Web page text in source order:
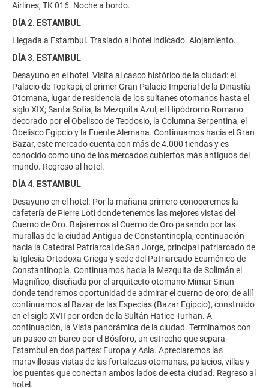
Airlines, TK 016. Noche a bordo.
DÍA 2. ESTAMBUL
Llegada a Estambul. Traslado al hotel indicado. Alojamiento.
DÍA 3. ESTAMBUL
Desayuno en el hotel. Visita al casco histórico de la ciudad: el
Palacio de Topkapi, el primer Gran Palacio Imperial de la Dinastía
Otomana, lugar de residencia de los sultanes otomanos hasta el
siglo XIX; Santa Sofía, la Mezquita Azul, el Hipódromo Romano
decorado por el Obelisco de Teodosio, la Columna Serpentina, el
Obelisco Egipcio y la Fuente Alemana. Continuamos hacia el Gran
Bazar, este mercado cuenta con más de 4.000 tiendas y es
conocido como uno de los mercados cubiertos más antiguos del
mundo. Regreso al hotel.
DÍA 4. ESTAMBUL
Desayuno en el hotel. Por la mañana primero conoceremos la
cafetería de Pierre Loti donde tenemos las mejores vistas del
Cuerno de Oro. Bajaremos al Cuerno de Oro pasando por las
murallas de la ciudad Antigua de Constantinopla, continuación
hacia la Catedral Patriarcal de San Jorge, principal patriarcado de
la Iglesia Ortodoxa Griega y sede del Patriarcado Ecuménico de
Constantinopla. Continuamos hacia la Mezquita de Solimán el
Magnífico, diseñada por el arquitecto otomano Mimar Sinan
donde tendremos oportunidad de admirar el cuerno de oro; de allí
continuamos al Bazar de las Especias (Bazar Egipcio), construido
en el siglo XVII por orden de la Sultán Hatice Turhan. A
continuación, la Vista panorámica de la ciudad. Terminamos con
un paseo en barco por el Bósforo, un estrecho que separa
Estambul en dos partes: Europa y Asia. Apreciaremos las
maravillosas vistas de las fortalezas otomanas, palacios, villas y
los puentes que conectan ambos lados de esta ciudad. Regreso al
hotel.